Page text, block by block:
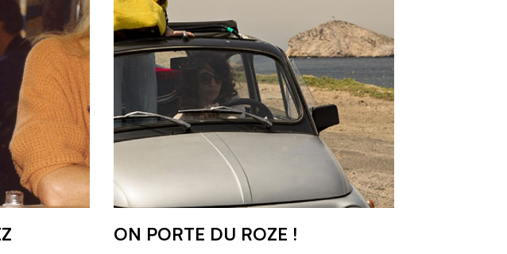
ON PORTE DU ROZE !